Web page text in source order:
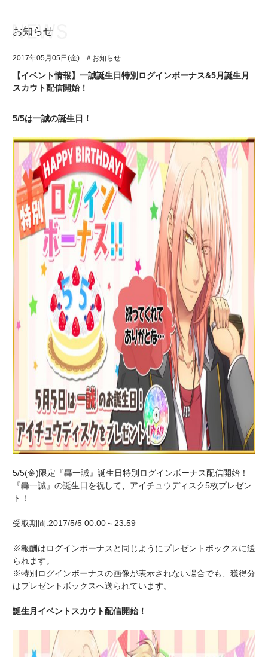
ユニット&キャラクター
アプリゲーム
イベント・キャンペーン
ミュージック
グッズ・本
ギャラリー
アイ★チュウとは
ユニット&キャラクター
アプリゲーム
イベント・キャンペーン
ミュージック
グッズ・本
ギャラリー
お知らせ
2017年05月05日(金) ＃お知らせ
【イベント情報】一誠誕生日特別ログインボーナス&5月誕生月
スカウト配信開始！
5/5は一誠の誕生日！
5/5(金)限定『轟一誠』誕生日特別ログインボーナス配信開始！
『轟一誠』の誕生日を祝して、アイチュウディスク5枚プレゼン
ト！
受取期間:2017/5/5 00:00～23:59
※報酬はログインボーナスと同じようにプレゼントボックスに送
られます。
※特別ログインボーナスの画像が表示されない場合でも、獲得分
はプレゼントボックスへ送られています。
誕生月イベントスカウト配信開始！